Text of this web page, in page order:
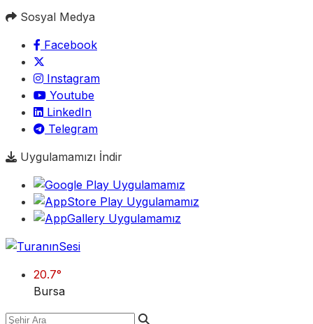
Sosyal Medya
Facebook
Instagram
Youtube
LinkedIn
Telegram
Uygulamamızı İndir
20.7°
Bursa